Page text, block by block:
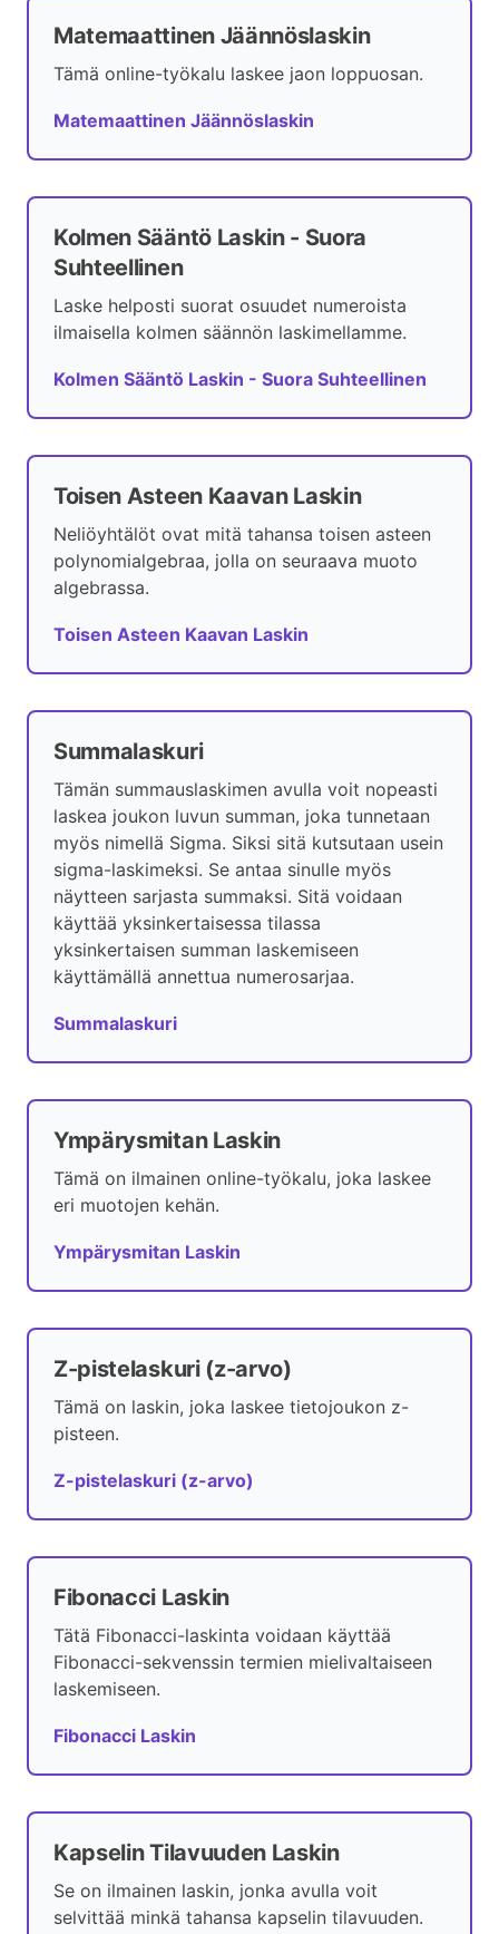
Matemaattinen Jäännöslaskin
Tämä online-työkalu laskee jaon loppuosan.
Matemaattinen Jäännöslaskin
Kolmen Sääntö Laskin - Suora
Suhteellinen
Laske helposti suorat osuudet numeroista
ilmaisella kolmen säännön laskimellamme.
Kolmen Sääntö Laskin - Suora Suhteellinen
Toisen Asteen Kaavan Laskin
Neliöyhtälöt ovat mitä tahansa toisen asteen
polynomialgebraa, jolla on seuraava muoto
algebrassa.
Toisen Asteen Kaavan Laskin
Summalaskuri
Tämän summauslaskimen avulla voit nopeasti
laskea joukon luvun summan, joka tunnetaan
myös nimellä Sigma. Siksi sitä kutsutaan usein
sigma-laskimeksi. Se antaa sinulle myös
näytteen sarjasta summaksi. Sitä voidaan
käyttää yksinkertaisessa tilassa
yksinkertaisen summan laskemiseen
käyttämällä annettua numerosarjaa.
Summalaskuri
Ympärysmitan Laskin
Tämä on ilmainen online-työkalu, joka laskee
eri muotojen kehän.
Ympärysmitan Laskin
Z-pistelaskuri (z-arvo)
Tämä on laskin, joka laskee tietojoukon z-
pisteen.
Z-pistelaskuri (z-arvo)
Fibonacci Laskin
Tätä Fibonacci-laskinta voidaan käyttää
Fibonacci-sekvenssin termien mielivaltaiseen
laskemiseen.
Fibonacci Laskin
Kapselin Tilavuuden Laskin
Se on ilmainen laskin, jonka avulla voit
selvittää minkä tahansa kapselin tilavuuden.